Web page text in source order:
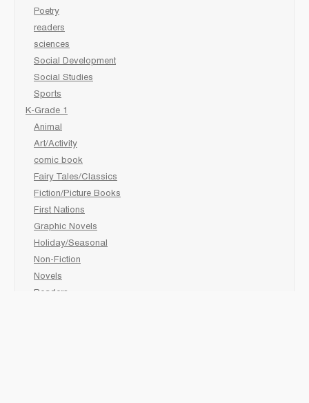
Poetry
readers
sciences
Social Development
Social Studies
Sports
K-Grade 1
Animal
Art/Activity
comic book
Fairy Tales/Classics
Fiction/Picture Books
First Nations
Graphic Novels
Holiday/Seasonal
Non-Fiction
Novels
Readers